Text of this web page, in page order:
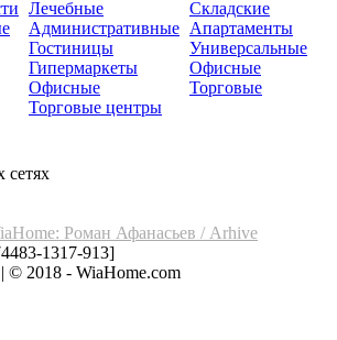
Лечебные
Административные
Гостиницы
Гипермаркеты
Офисные
Торговые центры
Складские
Апартаменты
Универсальные
Офисные
Торговые
Роман Афанасьев / Arhive
1317-913]
© 2018 - WiaHome.com